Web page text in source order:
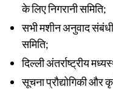
के लिए निगरानी समिति;
सभी मशीन अनुवाद संबंधी
समिति;
दिल्ली अंतर्राष्ट्रीय
सूचना प्रौद्योगिकी और